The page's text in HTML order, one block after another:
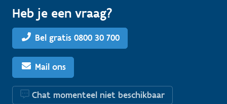
Heb je een vraag?
Bel gratis 0800 30 700
Mail ons
Chat momenteel niet beschikbaar